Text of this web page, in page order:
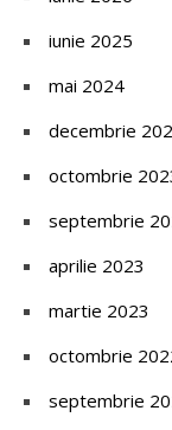
iunie 2025
mai 2024
decembrie
octombrie
septembrie
aprilie 2023
martie 2023
octombrie
septembrie